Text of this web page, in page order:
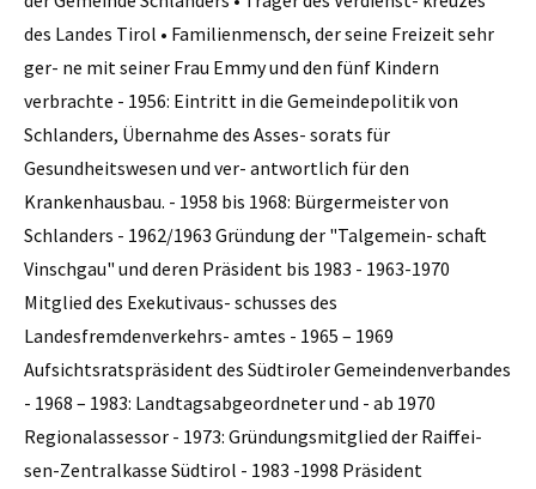
des Landes Tirol • Familienmensch, der seine Freizeit sehr
ger- ne mit seiner Frau Emmy und den fünf Kindern
verbrachte - 1956: Eintritt in die Gemeindepolitik von
Schlanders, Übernahme des Asses- sorats für
Gesundheitswesen und ver- antwortlich für den
Krankenhausbau. - 1958 bis 1968: Bürgermeister von
Schlanders - 1962/1963 Gründung der "Talgemein- schaft
Vinschgau" und deren Präsident bis 1983 - 1963-1970
Mitglied des Exekutivaus- schusses des
Landesfremdenverkehrs- amtes - 1965 – 1969
Aufsichtsratspräsident des Südtiroler Gemeindenverbandes
- 1968 – 1983: Landtagsabgeordneter und - ab 1970
Regionalassessor - 1973: Gründungsmitglied der Raiffei-
sen-Zentralkasse Südtirol - 1983 -1998 Präsident